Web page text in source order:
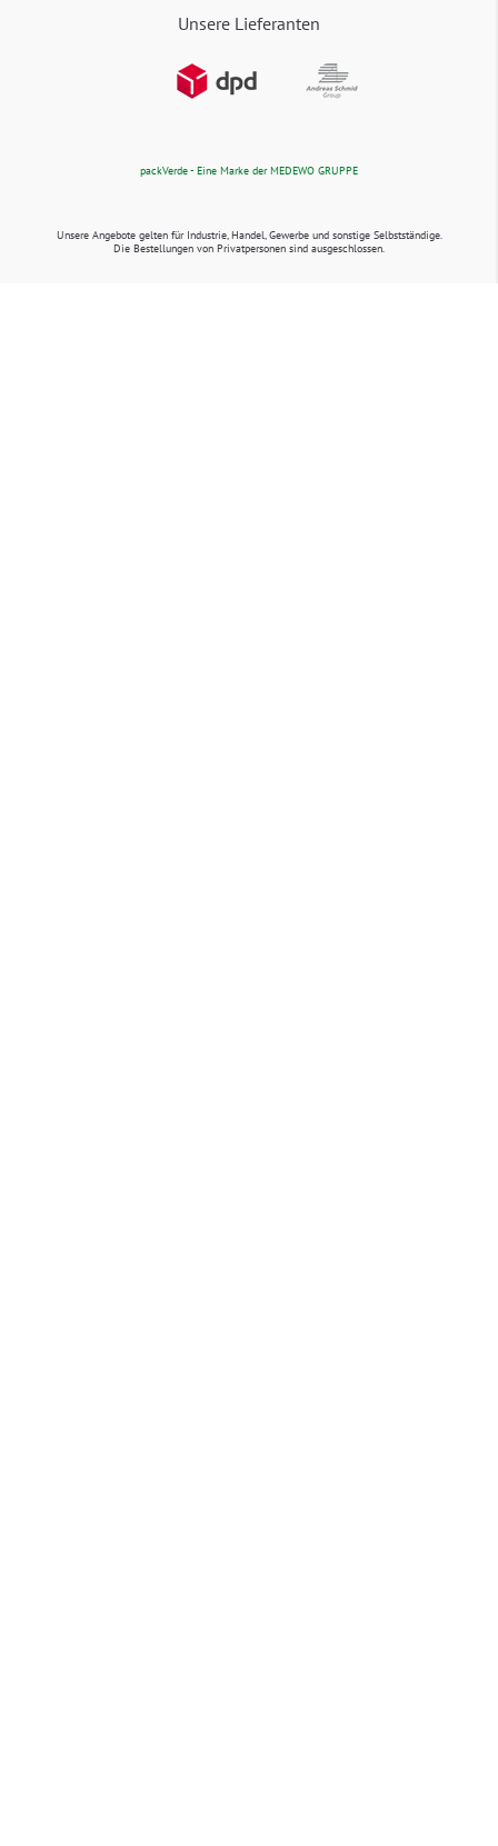
Unsere Lieferanten
packVerde - Eine Marke der MEDEWO GRUPPE
Unsere Angebote gelten für Industrie, Handel, Gewerbe und sonstige Selbstständige.
Die Bestellungen von Privatpersonen sind ausgeschlossen.